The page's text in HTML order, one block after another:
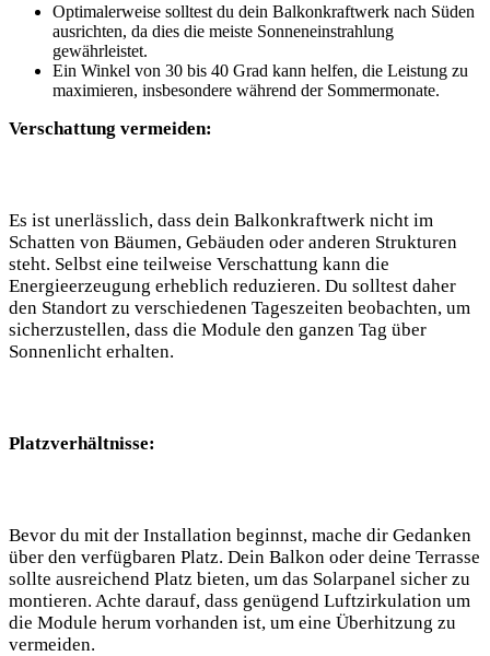
Optimalerweise solltest du dein Balkonkraftwerk nach Süden
ausrichten, da dies die meiste Sonneneinstrahlung
gewährleistet.
Ein​ Winkel von ⁤30 bis 40 Grad kann⁤ helfen,⁤ die Leistung zu
maximieren, insbesondere‌ während⁤ der ⁣Sommermonate.
Verschattung⁤ vermeiden:
Es‌ ist unerlässlich, dass dein Balkonkraftwerk ​nicht im
Schatten von Bäumen, ​Gebäuden oder anderen Strukturen⁢
steht. Selbst eine teilweise Verschattung kann die
Energieerzeugung erheblich reduzieren. Du solltest daher
den Standort zu verschiedenen Tageszeiten beobachten, um
sicherzustellen, dass die Module den ganzen Tag über
⁣Sonnenlicht erhalten.
Platzverhältnisse:
Bevor du mit der Installation‍ beginnst, mache dir Gedanken
über⁢ den verfügbaren ‍Platz. Dein Balkon ‍oder deine Terrasse
sollte ausreichend Platz bieten, ‌um das​ Solarpanel⁣ sicher zu
montieren. Achte darauf, dass genügend Luftzirkulation um
⁢die Module herum ‍vorhanden ist, ⁢um eine‍ Überhitzung⁢ zu
vermeiden.